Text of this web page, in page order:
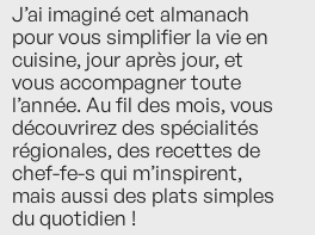
J’ai imaginé cet almanach
pour vous simplifier la vie en
cuisine, jour après jour, et
vous accompagner toute
l’année. Au fil des mois, vous
découvrirez des spécialités
régionales, des recettes de
chef-fe-s qui m’inspirent,
mais aussi des plats simples
du quotidien !